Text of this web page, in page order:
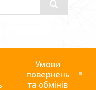
Умови
повернень
та обмінів